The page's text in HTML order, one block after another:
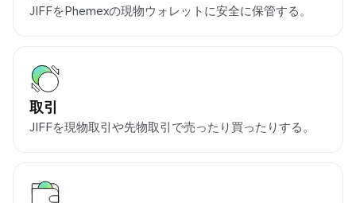
JIFFをPhemexの現物ウォレットに安全に保管する。
取引
JIFFを現物取引や先物取引で売ったり買ったりする。